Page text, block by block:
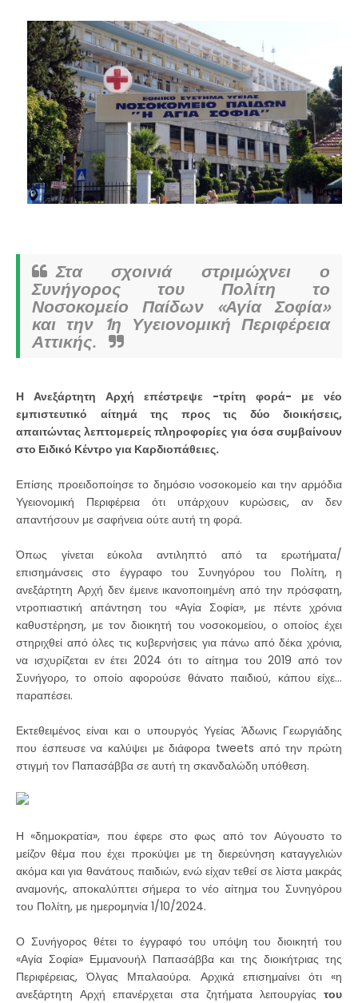
Στα σχοινιά στριμώχνει ο
Συνήγορος του Πολίτη το
Νοσοκομείο Παίδων «Αγία Σοφία»
και την 1η Υγειονομική Περιφέρεια
Αττικής.
Η Ανεξάρτητη Αρχή επέστρεψε -τρίτη φορά- με νέο
εμπιστευτικό αίτημά της προς τις δύο διοικήσεις,
απαιτώντας λεπτομερείς πληροφορίες για όσα συμβαίνουν
στο Ειδικό Κέντρο για Καρδιοπάθειες.
Επίσης προειδοποίησε το δημόσιο νοσοκομείο και την αρμόδια
Υγειονομική Περιφέρεια ότι υπάρχουν κυρώσεις, αν δεν
απαντήσουν με σαφήνεια ούτε αυτή τη φορά.
Όπως γίνεται εύκολα αντιληπτό από τα ερωτήματα/
επισημάνσεις στο έγγραφο του Συνηγόρου του Πολίτη, η
ανεξάρτητη Αρχή δεν έμεινε ικανοποιημένη από την πρόσφατη,
ντροπιαστική απάντηση του «Αγία Σοφία», με πέντε χρόνια
καθυστέρηση, με τον διοικητή του νοσοκομείου, ο οποίος έχει
στηριχθεί από όλες τις κυβερνήσεις για πάνω από δέκα χρόνια,
να ισχυρίζεται εν έτει 2024 ότι το αίτημα του 2019 από τον
Συνήγορο, το οποίο αφορούσε θάνατο παιδιού, κάπου είχε…
παραπέσει.
Εκτεθειμένος είναι και ο υπουργός Υγείας Άδωνις Γεωργιάδης
που έσπευσε να καλύψει με διάφορα tweets από την πρώτη
στιγμή τον Παπασάββα σε αυτή τη σκανδαλώδη υπόθεση.
Η «δημοκρατία», που έφερε στο φως από τον Αύγουστο το
μείζον θέμα που έχει προκύψει με τη διερεύνηση καταγγελιών
ακόμα και για θανάτους παιδιών, ενώ είχαν τεθεί σε λίστα μακράς
αναμονής, αποκαλύπτει σήμερα το νέο αίτημα του Συνηγόρου
του Πολίτη, με ημερομηνία 1/10/2024.
Ο Συνήγορος θέτει το έγγραφό του υπόψη του διοικητή του
«Αγία Σοφία» Εμμανουήλ Παπασάββα και της διοικήτριας της
Περιφέρειας, Όλγας Μπαλαούρα. Αρχικά επισημαίνει ότι «η
ανεξάρτητη Αρχή επανέρχεται στα ζητήματα λειτουργίας του